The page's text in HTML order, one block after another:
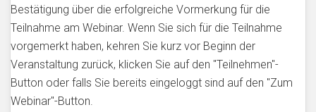
Bestätigung über die erfolgreiche Vormerkung für die
Teilnahme am Webinar. Wenn Sie sich für die Teilnahme
vorgemerkt haben, kehren Sie kurz vor Beginn der
Veranstaltung zurück, klicken Sie auf den "Teilnehmen"-
Button oder falls Sie bereits eingeloggt sind auf den "Zum
Webinar"-Button.